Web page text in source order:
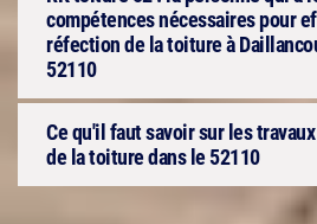
compétences nécessaires pour
réfection de la toiture à
52110
Ce qu'il faut savoir sur les
de la toiture dans le 52110